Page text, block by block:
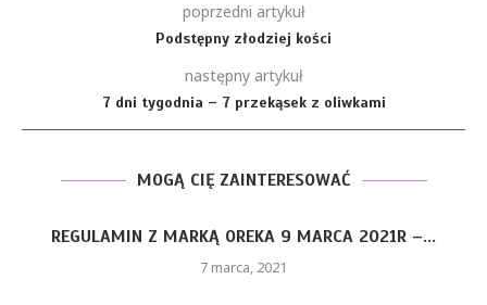
poprzedni artykuł
Podstępny złodziej kości
następny artykuł
7 dni tygodnia – 7 przekąsek z oliwkami
MOGĄ CIĘ ZAINTERESOWAĆ
REGULAMIN Z MARKĄ OREKA 9 MARCA 2021R –...
7 marca, 2021